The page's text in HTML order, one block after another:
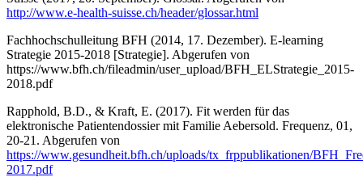
http://www.e-health-suisse.ch/header/glossar.html
Fachhochschulleitung BFH (2014, 17. Dezember). E-learning
Strategie 2015-2018 [Strategie]. Abgerufen von
https://www.bfh.ch/fileadmin/user_upload/BFH_ELStrategie_2015-
2018.pdf
Rapphold, B.D., & Kraft, E. (2017). Fit werden für das
elektronische Patientendossier mit Familie Aebersold. Frequenz, 01,
20-21. Abgerufen von
https://www.gesundheit.bfh.ch/uploads/tx_frppublikationen/
2017.pdf